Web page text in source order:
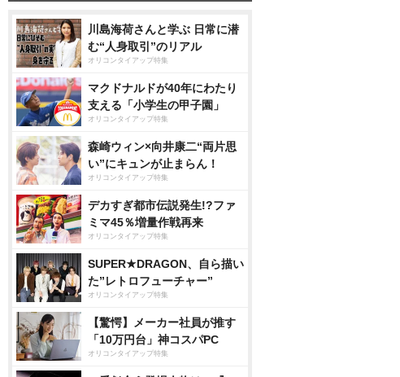
川島海荷さんと学ぶ 日常に潜
む“人身取引”のリアル
オリコンタイアップ特集
マクドナルドが40年にわたり
支える「小学生の甲子園」
オリコンタイアップ特集
森崎ウィン×向井康二“両片思
い”にキュンが止まらん！
オリコンタイアップ特集
デカすぎ都市伝説発生!?ファ
ミマ45％増量作戦再来
オリコンタイアップ特集
SUPER★DRAGON、自ら描い
た”レトロフューチャー”
オリコンタイアップ特集
【驚愕】メーカー社員が推す
「10万円台」神コスパPC
オリコンタイアップ特集